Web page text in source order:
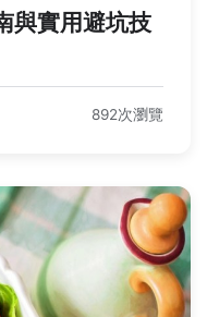
與實用避坑技
892次瀏覽